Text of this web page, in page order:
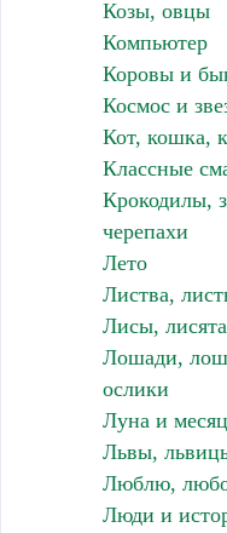
Козы, овцы
Компьютер
Коровы и
Космос и
Кот, кошка,
Классные
Крокодилы,
черепахи
Лето
Листва,
Лисы, лисята
Лошади,
ослики
Луна и месяц
Львы,
Люблю,
Люди и